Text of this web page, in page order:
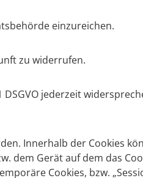
einzureichen.
zu widerrufen.
jederzeit
Innerhalb der Cookies
dem Gerät auf dem das
Cookies, bzw.